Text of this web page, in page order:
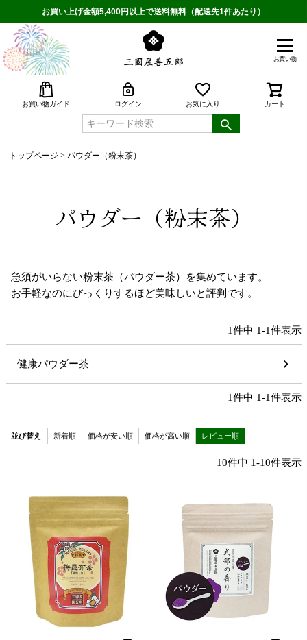
お買い上げ金額5,400円以上で送料無料（配送先1件あたり）
お買い物
お買い物ガイド ログイン お気に入り カート
トップページ パウダー（粉末茶）
パウダー（粉末茶）
急須がいらない粉末茶（パウダー茶）を集めています。
お手軽なのにびっくりするほど美味しいと評判です。
1件中 1-1件表示
健康パウダー茶
1件中 1-1件表示
並び替え 新着順 価格が安い順 価格が高い順 レビュー順
10件中 1-10件表示